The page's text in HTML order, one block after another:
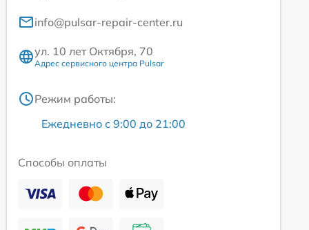
info@pulsar-repair-center.ru
ул. 10 лет Октября, 70
Адрес сервисного центра Pulsar
Режим работы:
Ежедневно с 9:00 до 21:00
Способы оплаты